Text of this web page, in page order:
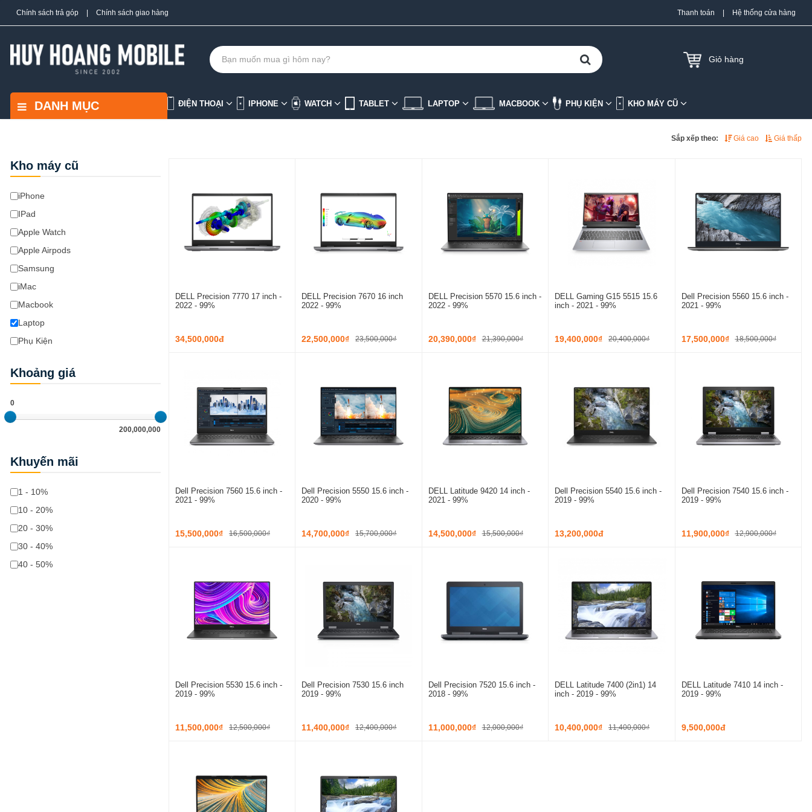
Chính sách trả góp Chính sách giao hàng Thanh toán Hệ thống cửa hàng
Giỏ hàng
DANH MỤC ĐIỆN THOẠI IPHONE WATCH TABLET LAPTOP MACBOOK PHỤ KIỆN KHO MÁY CŨ
Sắp xếp theo: Giá cao Giá thấp
Kho máy cũ
iPhone
IPad
Apple Watch
Apple Airpods
Samsung
iMac
Macbook
Laptop
Phụ Kiện
Khoảng giá
0
200,000,000
Khuyến mãi
1 - 10%
10 - 20%
20 - 30%
30 - 40%
40 - 50%
DELL Precision 7770 17 inch -
2022 - 99%
34,500,000đ
DELL Precision 7670 16 inch
2022 - 99%
22,500,000₫ 23,500,000₫
DELL Precision 5570 15.6 inch -
2022 - 99%
20,390,000₫ 21,390,000₫
DELL Gaming G15 5515 15.6
inch - 2021 - 99%
19,400,000₫ 20,400,000₫
Dell Precision 5560 15.6 inch -
2021 - 99%
17,500,000₫ 18,500,000₫
Dell Precision 7560 15.6 inch -
2021 - 99%
15,500,000₫ 16,500,000₫
Dell Precision 5550 15.6 inch -
2020 - 99%
14,700,000₫ 15,700,000₫
DELL Latitude 9420 14 inch -
2021 - 99%
14,500,000₫ 15,500,000₫
Dell Precision 5540 15.6 inch -
2019 - 99%
13,200,000đ
Dell Precision 7540 15.6 inch -
2019 - 99%
11,900,000₫ 12,900,000₫
Dell Precision 5530 15.6 inch -
2019 - 99%
11,500,000₫ 12,500,000₫
Dell Precision 7530 15.6 inch
2019 - 99%
11,400,000₫ 12,400,000₫
Dell Precision 7520 15.6 inch -
2018 - 99%
11,000,000₫ 12,000,000₫
DELL Latitude 7400 (2in1) 14
inch - 2019 - 99%
10,400,000₫ 11,400,000₫
DELL Latitude 7410 14 inch -
2019 - 99%
9,500,000đ